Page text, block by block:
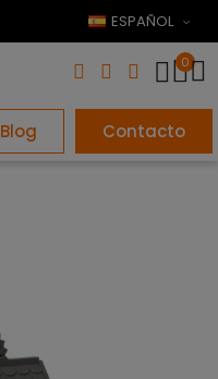
ESPAÑOL
0
Blog Contacto